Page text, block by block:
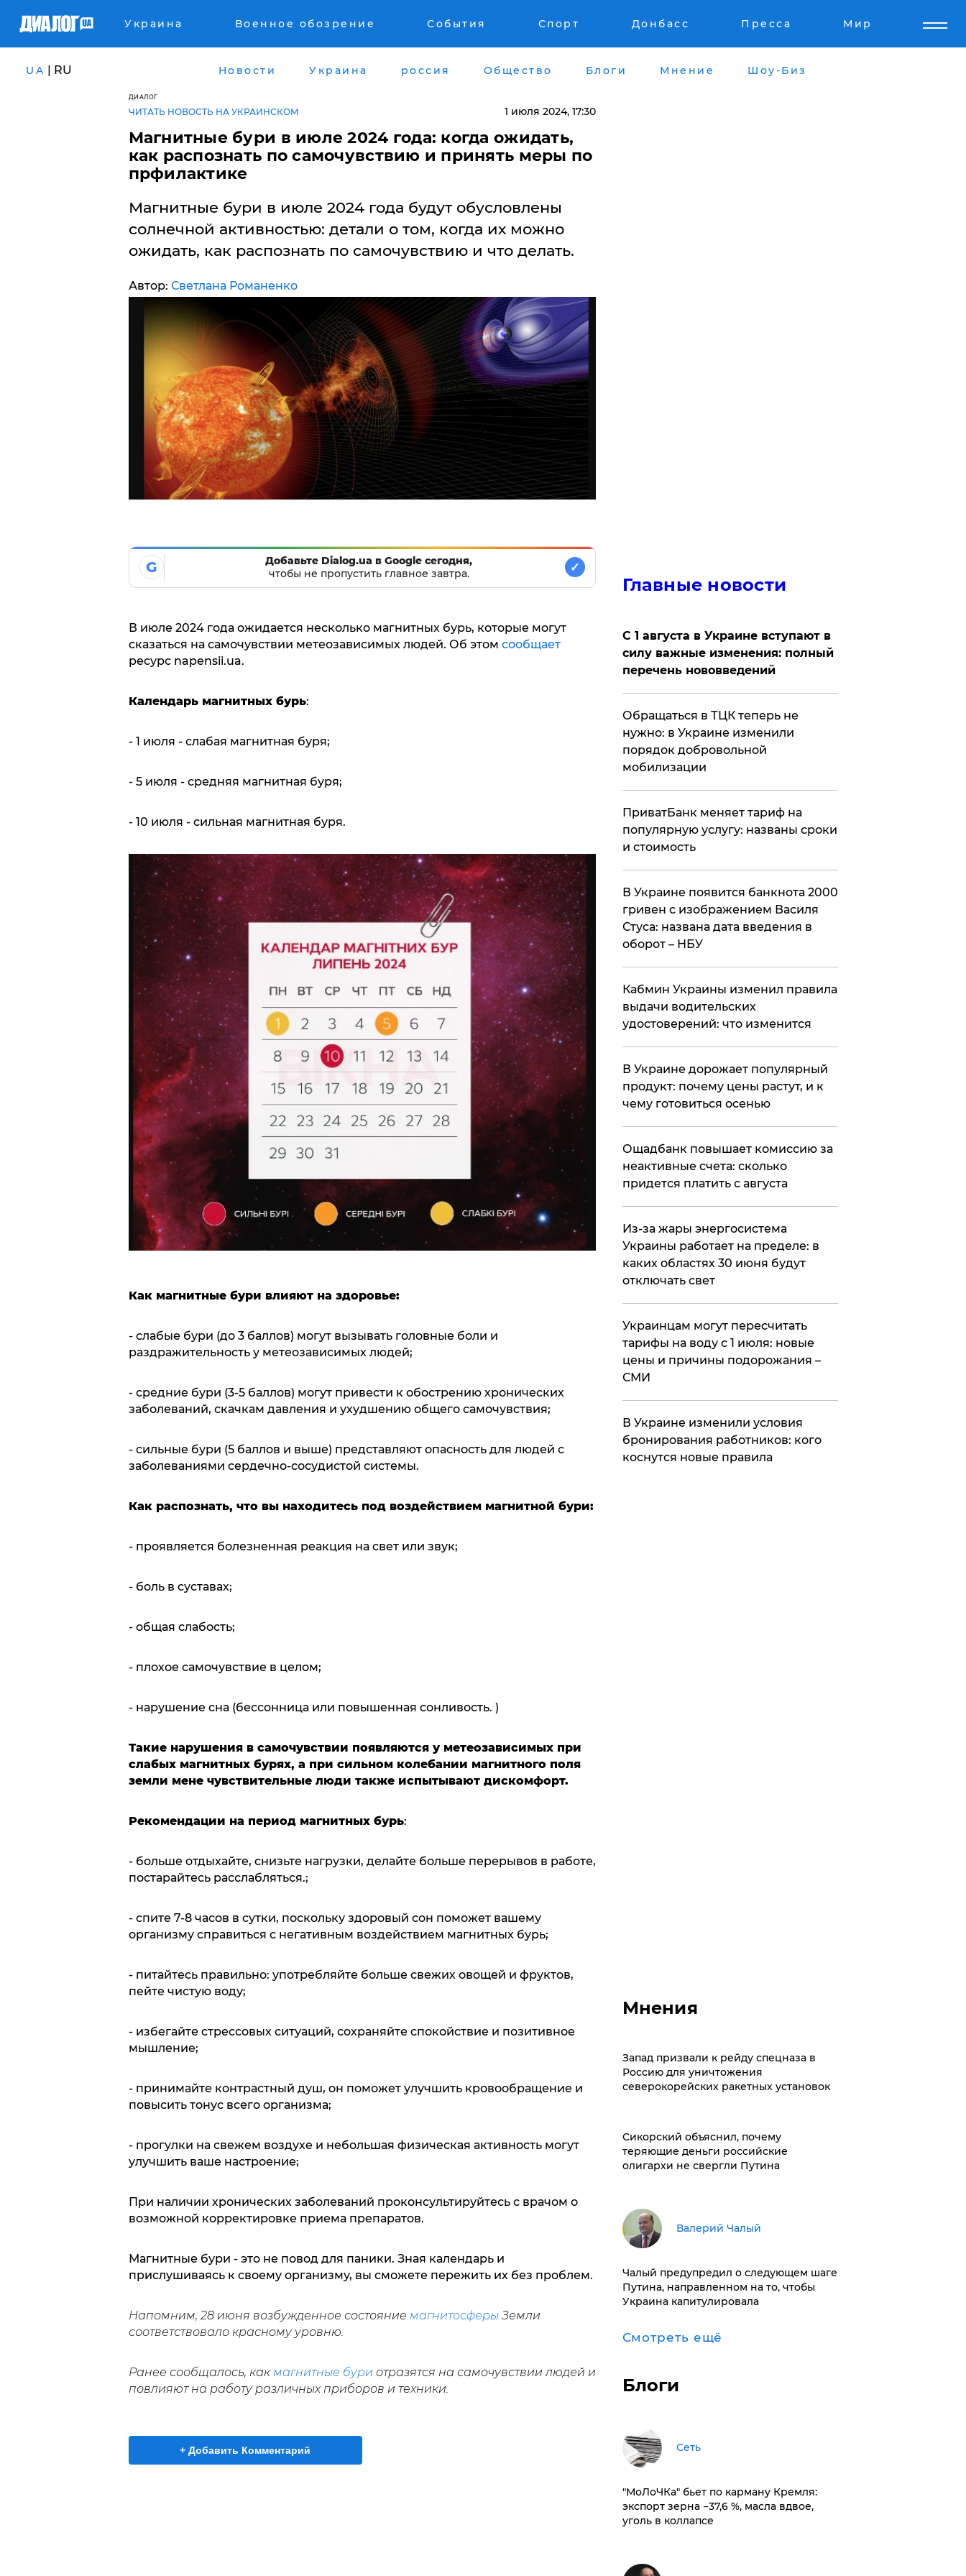
Украина Военное обозрение События Спорт Донбасс Пресса Мир
UA | RU Новости Украина россия Общество Блоги Мнение Шоу-Биз
ДИАЛОГ
ЧИТАТЬ НОВОСТЬ НА УКРАИНСКОМ 1 июля 2024, 17:30
Магнитные бури в июле 2024 года: когда ожидать,
как распознать по самочувствию и принять меры по
прфилактике
Магнитные бури в июле 2024 года будут обусловлены
солнечной активностью: детали о том, когда их можно
ожидать, как распознать по самочувствию и что делать.
Автор: Светлана Романенко
G
Добавьте Dialog.ua в Google сегодня,
чтобы не пропустить главное завтра.
✓
В июле 2024 года ожидается несколько магнитных бурь, которые могут
сказаться на самочувствии метеозависимых людей. Об этом сообщает
ресурс napensii.ua.
Календарь магнитных бурь:
- 1 июля - слабая магнитная буря;
- 5 июля - средняя магнитная буря;
- 10 июля - сильная магнитная буря.
Как магнитные бури влияют на здоровье:
- слабые бури (до 3 баллов) могут вызывать головные боли и
раздражительность у метеозависимых людей;
- средние бури (3-5 баллов) могут привести к обострению хронических
заболеваний, скачкам давления и ухудшению общего самочувствия;
- сильные бури (5 баллов и выше) представляют опасность для людей с
заболеваниями сердечно-сосудистой системы.
Как распознать, что вы находитесь под воздействием магнитной бури:
- проявляется болезненная реакция на свет или звук;
- боль в суставах;
- общая слабость;
- плохое самочувствие в целом;
- нарушение сна (бессонница или повышенная сонливость. )
Такие нарушения в самочувствии появляются у метеозависимых при
слабых магнитных бурях, а при сильном колебании магнитного поля
земли мене чувствительные люди также испытывают дискомфорт.
Рекомендации на период магнитных бурь:
- больше отдыхайте, снизьте нагрузки, делайте больше перерывов в работе,
постарайтесь расслабляться.;
- спите 7-8 часов в сутки, поскольку здоровый сон поможет вашему
организму справиться с негативным воздействием магнитных бурь;
- питайтесь правильно: употребляйте больше свежих овощей и фруктов,
пейте чистую воду;
- избегайте стрессовых ситуаций, сохраняйте спокойствие и позитивное
мышление;
- принимайте контрастный душ, он поможет улучшить кровообращение и
повысить тонус всего организма;
- прогулки на свежем воздухе и небольшая физическая активность могут
улучшить ваше настроение;
При наличии хронических заболеваний проконсультируйтесь с врачом о
возможной корректировке приема препаратов.
Магнитные бури - это не повод для паники. Зная календарь и
прислушиваясь к своему организму, вы сможете пережить их без проблем.
Напомним, 28 июня возбужденное состояние магнитосферыЗемли
соответствовало красному уровню.
Ранее сообщалось, как магнитные бури отразятся на самочувствии людей и
повлияют на работу различных приборов и техники.
+ Добавить Комментарий
Главные новости
С 1 августа в Украине вступают в
силу важные изменения: полный
перечень нововведений
Обращаться в ТЦК теперь не
нужно: в Украине изменили
порядок добровольной
мобилизации
ПриватБанк меняет тариф на
популярную услугу: названы сроки
и стоимость
В Украине появится банкнота 2000
гривен с изображением Василя
Стуса: названа дата введения в
оборот – НБУ
Кабмин Украины изменил правила
выдачи водительских
удостоверений: что изменится
В Украине дорожает популярный
продукт: почему цены растут, и к
чему готовиться осенью
​Ощадбанк повышает комиссию за
неактивные счета: сколько
придется платить с августа
Из-за жары энергосистема
Украины работает на пределе: в
каких областях 30 июня будут
отключать свет
Украинцам могут пересчитать
тарифы на воду с 1 июля: новые
цены и причины подорожания –
СМИ
В Украине изменили условия
бронирования работников: кого
коснутся новые правила
Мнения
Запад призвали к рейду спецназа в
Россию для уничтожения
северокорейских ракетных установок
Сикорский объяснил, почему
теряющие деньги российские
олигархи не свергли Путина
Валерий Чалый
Чалый предупредил о следующем шаге
Путина, направленном на то, чтобы
Украина капитулировала
Смотреть ещё
Блоги
Сеть
​"МоЛоЧКа" бьет по карману Кремля:
экспорт зерна −37,6 %, масла вдвое,
уголь в коллапсе